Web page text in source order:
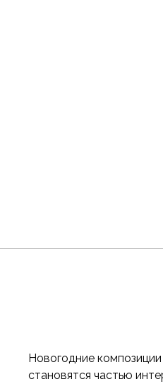
Новогодние
становятся частью